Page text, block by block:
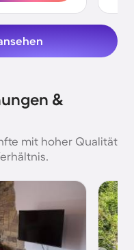
&
mit hoher Qualität